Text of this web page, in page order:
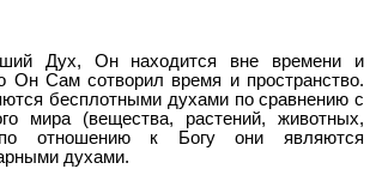
Дух, Он находится вне времени и
Он Сам сотворил время и пространство.
бесплотными духами по сравнению с
мира (вещества, растений, животных,
отношению к Богу они являются
духами.